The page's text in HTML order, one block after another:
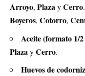
Arroyo, PlazayCerro
Boyeros, Cotorro,
Aceite (formato 1/
PlazayCerro.
Huevos de